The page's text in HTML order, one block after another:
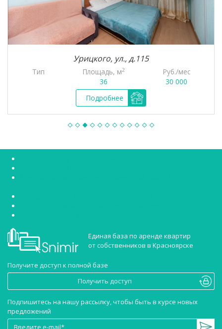
Урицкого, ул., д.115
Тип Площадь, м2
36
Руб./мес
30 000
Подробнее
Единая база по аренде квартир
от собственников в Красноярске
Получите доступ к полной базе
Получить доступ
Подпишитесь на нашу рассылку, чтобы быть в курсе новых
предложений